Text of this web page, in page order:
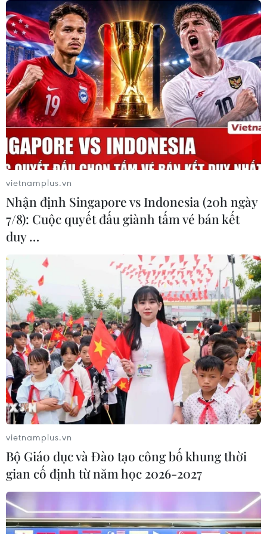
người bị thương
07/08/2026 00:50
Ớt nhập khẩu từ Mexico khiến hàng
trăm người tiêu dùng Mỹ nhiễm
khuẩn Salmonella
07/08/2026 00:43
Bánh xèo tôm nhảy - món ăn phải
thử khi đến Quy Nhơn
07/08/2026 00:00
Chưa có bằng chứng truyền máu trẻ
giúp chống lão hóa
06/08/2026 23:16
Xung đột Israel-Hamas: Ít nhất 300
trẻ em thiệt mạng trong 300 ngày
qua
06/08/2026 22:56
Nước thải từ máy bay có thể giúp
Tây Ban Nha: 100 người thiệt mạng
trong vụ vượt biển ồ ạt vào Ceuta
06/08/2026 16:03
vietnamplus.vn
Nhận định Singapore vs Indonesia (20h ngày
7/8): Cuộc quyết đấu giành tấm vé bán kết
duy …
vietnamplus.vn
Bộ Giáo dục và Đào tạo công bố khung thời
gian cố định từ năm học 2026-2027